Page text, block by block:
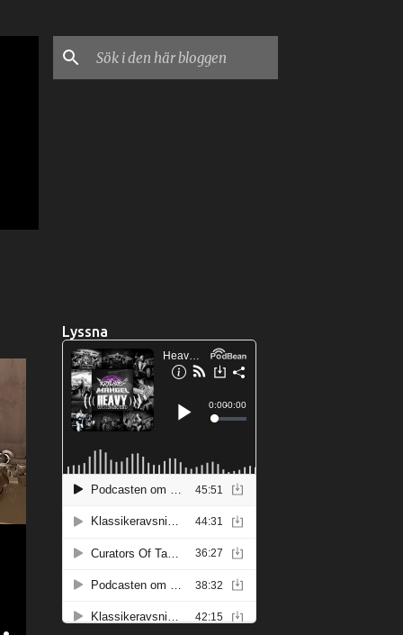
Lyssna